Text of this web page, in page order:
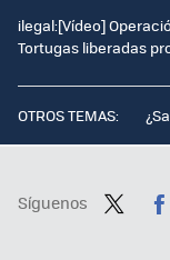
ilegal:[Vídeo]
Tortugas liberadas
OTROS TEMAS:
Síguenos